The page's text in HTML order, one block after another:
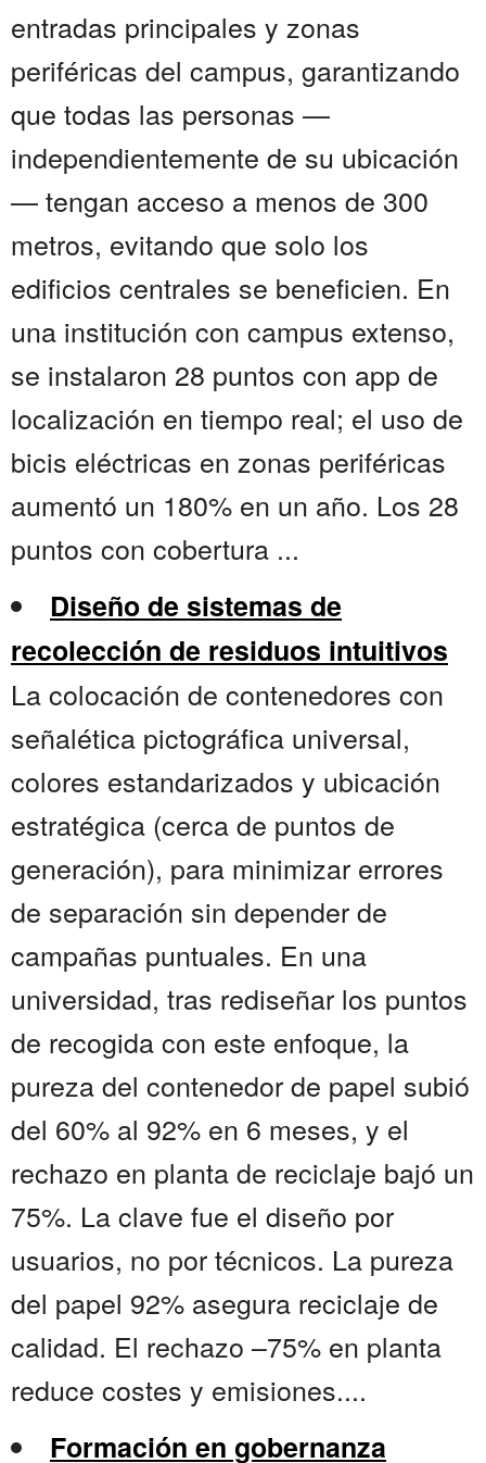
entradas principales y zonas
periféricas del campus, garantizando
que todas las personas —
independientemente de su ubicación
— tengan acceso a menos de 300
metros, evitando que solo los
edificios centrales se beneficien. En
una institución con campus extenso,
se instalaron 28 puntos con app de
localización en tiempo real; el uso de
bicis eléctricas en zonas periféricas
aumentó un 180% en un año. Los 28
puntos con cobertura ...
Diseño de sistemas de
recolección de residuos intuitivos
La colocación de contenedores con
señalética pictográfica universal,
colores estandarizados y ubicación
estratégica (cerca de puntos de
generación), para minimizar errores
de separación sin depender de
campañas puntuales. En una
universidad, tras rediseñar los puntos
de recogida con este enfoque, la
pureza del contenedor de papel subió
del 60% al 92% en 6 meses, y el
rechazo en planta de reciclaje bajó un
75%. La clave fue el diseño por
usuarios, no por técnicos. La pureza
del papel 92% asegura reciclaje de
calidad. El rechazo –75% en planta
reduce costes y emisiones....
Formación en gobernanza